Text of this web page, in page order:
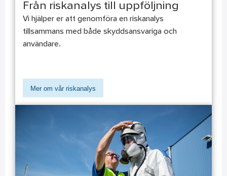
Från riskanalys till uppföljning
Vi hjälper er att genomföra en riskanalys
tillsammans med både skyddsansvariga och
användare.
Mer om vår riskanalys